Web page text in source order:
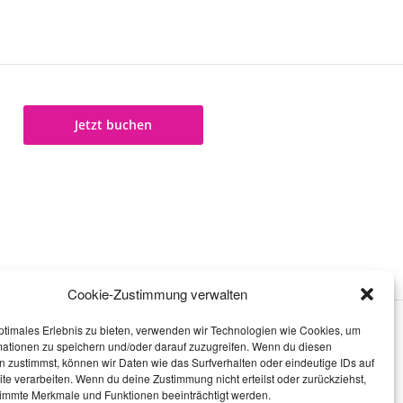
Cookie-Zustimmung verwalten
Erlebnis zu bieten, verwenden wir Technologien wie Cookies, um
zu speichern und/oder darauf zuzugreifen. Wenn du diesen
zustimmst, können wir Daten wie das Surfverhalten oder eindeutige IDs auf
verarbeiten. Wenn du deine Zustimmung nicht erteilst oder zurückziehst,
Merkmale und Funktionen beeinträchtigt werden.
Jetzt buchen